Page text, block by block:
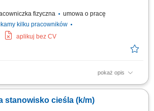
fizyczna
umowa o pracę
kilku pracowników
aplikuj bez CV
pokaż opis
ścian, stropów, słupów - praca samodzielna
stanowisko cieśla (k/m)